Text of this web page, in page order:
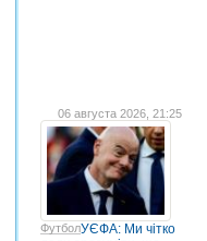
06 августа 2026, 21:25
ФутболУЄФА: Ми чітко